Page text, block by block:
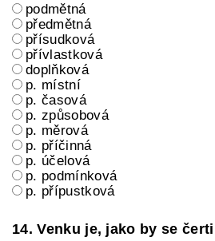
podmětná
předmětná
přísudková
přívlastková
doplňková
p. místní
p. časová
p. způsobová
p. měrová
p. příčinná
p. účelová
p. podmínková
p. přípustková
14. Venku je, jako by se